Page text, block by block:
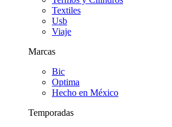
Textiles
Usb
Viaje
Marcas
Bic
Optima
Hecho en México
Temporadas